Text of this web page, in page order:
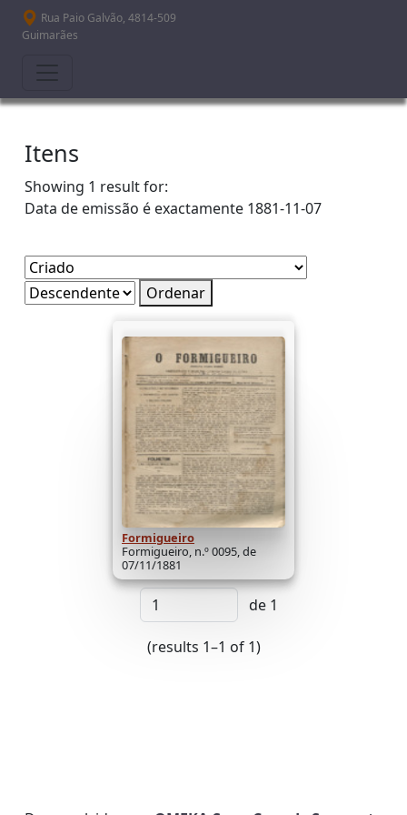
Passar para o conteúdo principal
Rua Paio Galvão, 4814-509
Guimarães
Itens
Showing 1 result for:
Data de emissão é exactamente 1881-11-07
Ordenar
Formigueiro
Formigueiro, n.º 0095, de
07/11/1881
de 1
(results 1–1 of 1)